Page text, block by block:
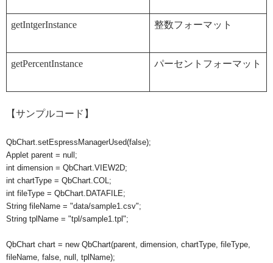
getIntgerInstance 整数フォーマット
getPercentInstance パーセントフォーマット
【サンプルコード】
QbChart.setEspressManagerUsed(false);
Applet parent = null;
int dimension = QbChart.VIEW2D;
int chartType = QbChart.COL;
int fileType = QbChart.DATAFILE;
String fileName = "data/sample1.csv";
String tplName = "tpl/sample1.tpl";
QbChart chart = new QbChart(parent, dimension, chartType, fileType,
fileName, false, null, tplName);